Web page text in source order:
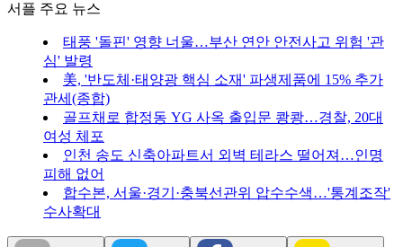
서플 주요 뉴스
태풍 '돌핀' 영향 너울…부산 연안 안전사고 위험 '관
심' 발령
美, '반도체·태양광 핵심 소재' 파생제품에 15% 추가
관세(종합)
골프채로 합정동 YG 사옥 출입문 쾅쾅…경찰, 20대
여성 체포
인천 송도 신축아파트서 외벽 테라스 떨어져…인명
피해 없어
합수본, 서울·경기·충북선관위 압수수색…'통계조작'
수사확대